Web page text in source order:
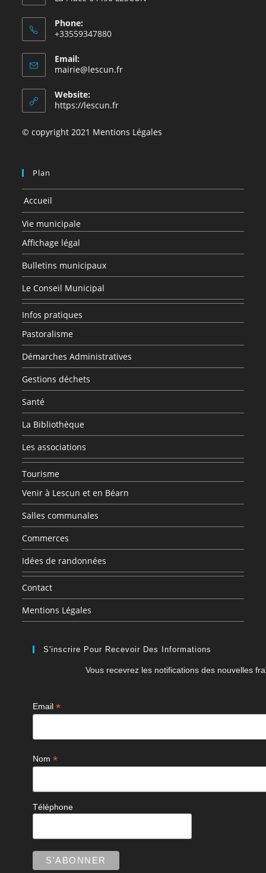
Phone:
+33559347880
Email:
mairie@lescun.fr
Website:
https://lescun.fr
© copyright 2021 Mentions Légales
Plan
Accueil
Vie municipale
Affichage légal
Bulletins municipaux
Le Conseil Municipal
Infos pratiques
Pastoralisme
Démarches Administratives
Gestions déchets
Santé
La Bibliothèque
Les associations
Tourisme
Venir à Lescun et en Béarn
Salles communales
Commerces
Idées de randonnées
Contact
Mentions Légales
S'inscrire Pour Recevoir Des Informations
Vous recevrez les notifications des nouvelles
Email*
Nom*
Téléphone